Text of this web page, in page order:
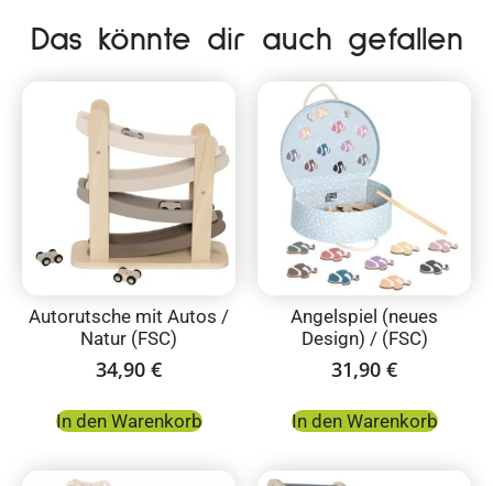
Das könnte dir auch gefallen
Autorutsche mit Autos /
Natur (FSC)
34,90 €
In den Warenkorb
Angelspiel (neues
Design) / (FSC)
31,90 €
In den Warenkorb